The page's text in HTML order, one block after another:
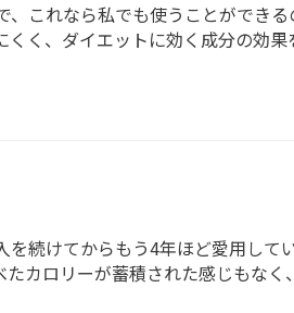
これなら私でも使うことができ
く、ダイエットに効く成分の効
続けてからもう4年ほど愛用して
カロリーが蓄積された感じもな